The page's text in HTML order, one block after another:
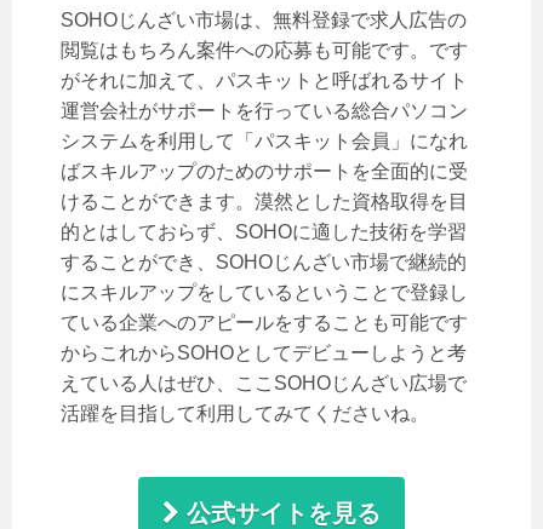
SOHOじんざい市場は、無料登録で求人広告の
閲覧はもちろん案件への応募も可能です。です
がそれに加えて、パスキットと呼ばれるサイト
運営会社がサポートを行っている総合パソコン
システムを利用して「パスキット会員」になれ
ばスキルアップのためのサポートを全面的に受
けることができます。漠然とした資格取得を目
的とはしておらず、SOHOに適した技術を学習
することができ、SOHOじんざい市場で継続的
にスキルアップをしているということで登録し
ている企業へのアピールをすることも可能です
からこれからSOHOとしてデビューしようと考
えている人はぜひ、ここSOHOじんざい広場で
活躍を目指して利用してみてくださいね。
公式サイトを見る